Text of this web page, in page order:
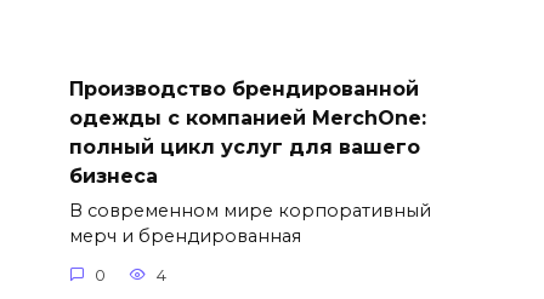
Производство брендированной
одежды с компанией MerchOne:
полный цикл услуг для вашего
бизнеса
В современном мире корпоративный
мерч и брендированная
0 4